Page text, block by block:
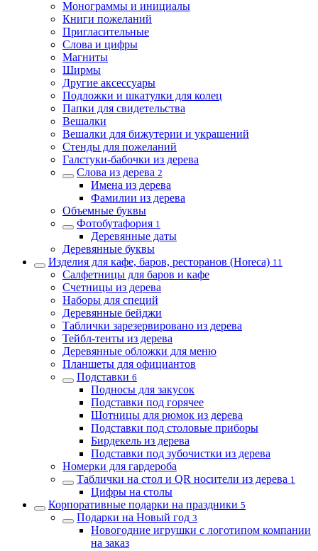
Монограммы и инициалы
Книги пожеланий
Пригласительные
Слова и цифры
Магниты
Ширмы
Другие аксессуары
Подложки и шкатулки для колец
Папки для свидетельства
Вешалки
Вешалки для бижутерии и украшений
Стенды для пожеланий
Галстуки-бабочки из дерева
Слова из дерева 2
Имена из дерева
Фамилии из дерева
Объемные буквы
Фотобутафория 1
Деревянные даты
Деревянные буквы
Изделия для кафе, баров, ресторанов (Horeca) 11
Салфетницы для баров и кафе
Счетницы из дерева
Наборы для специй
Деревянные бейджи
Таблички зарезервировано из дерева
Тейбл-тенты из дерева
Деревянные обложки для меню
Планшеты для официантов
Подставки 6
Подносы для закусок
Подставки под горячее
Шотницы для рюмок из дерева
Подставки под столовые приборы
Бирдекель из дерева
Подставки под зубочистки из дерева
Номерки для гардероба
Таблички на стол и QR носители из дерева 1
Цифры на столы
Корпоративные подарки на праздники 5
Подарки на Новый год 3
Новогодние игрушки с логотипом компании
на заказ